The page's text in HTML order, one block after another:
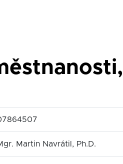
Martin Navrátil, Ph.D.